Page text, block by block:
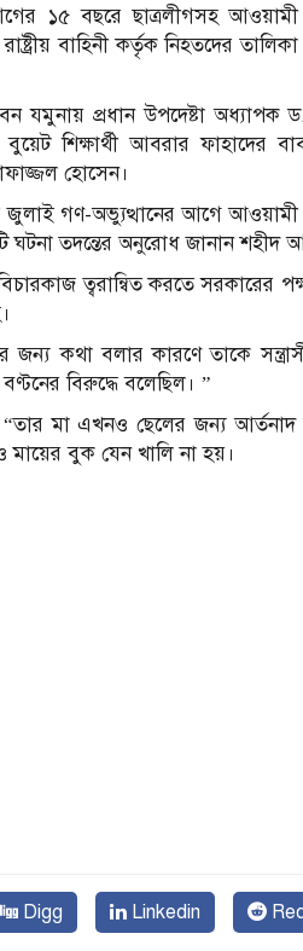
১৫ বছরে ছাত্রলীগসহ আওয়ামী
বাহিনী কর্তৃক নিহতদের তালিকা
যমুনায় প্রধান উপদেষ্টা অধ্যাপক
বুয়েট শিক্ষার্থী আবরার
হোসেন।
জুলাই গণ-অভ্যুত্থানের আগে
ঘটনা তদন্তের অনুরোধ জানান শহীদ
ত্বরান্বিত করতে সরকারের
কথা বলার কারণে তাকে
বিরুদ্ধে বলেছিল। ”
মা এখনও ছেলের জন্য
বুক যেন খালি না হয়।
Digg Linkedin